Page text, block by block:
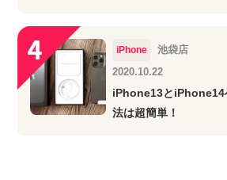
iPhone
池袋店
2020.10.22
iPhone13とiPhone14
法は超簡単！